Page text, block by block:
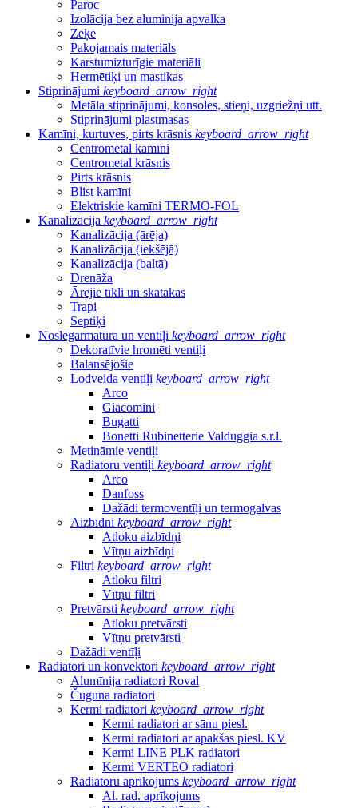
Paroc
Izolācija bez aluminija apvalka
Zeķe
Pakojamais materiāls
Karstumizturīgie materiāli
Hermētiķi un mastikas
Stiprinājumi keyboard_arrow_right
Metāla stiprinājumi, konsoles, stieņi, uzgriežņi utt.
Stiprinājumi plastmasas
Kamīni, kurtuves, pirts krāsnis keyboard_arrow_right
Centrometal kamīni
Centrometal krāsnis
Pirts krāsnis
Blist kamīni
Elektriskie kamīni TERMO-FOL
Kanalizācija keyboard_arrow_right
Kanalizācija (ārēja)
Kanalizācija (iekšējā)
Kanalizācija (baltā)
Drenāža
Ārējie tīkli un skatakas
Trapi
Septiķi
Noslēgarmatūra un ventiļi keyboard_arrow_right
Dekoratīvie hromēti ventiļi
Balansējošie
Lodveida ventiļi keyboard_arrow_right
Arco
Giacomini
Bugatti
Bonetti Rubinetterie Valduggia s.r.l.
Metināmie ventiļi
Radiatoru ventiļi keyboard_arrow_right
Arco
Danfoss
Dažādi termoventīļi un termogalvas
Aizbīdni keyboard_arrow_right
Atloku aizbīdņi
Vītņu aizbīdņi
Filtri keyboard_arrow_right
Atloku filtri
Vītņu filtri
Pretvārsti keyboard_arrow_right
Atloku pretvārsti
Vītņu pretvārsti
Dažādi ventīļi
Radiatori un konvektori keyboard_arrow_right
Alumīnija radiatori Roval
Čuguna radiatori
Kermi radiatori keyboard_arrow_right
Kermi radiatori ar sānu piesl.
Kermi radiatori ar apakšas piesl. KV
Kermi LINE PLK radiatori
Kermi VERTEO radiatori
Radiatoru aprīkojums keyboard_arrow_right
Al. rad. aprīkojums